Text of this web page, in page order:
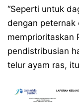
“Seperti untuk
dengan peternak
memprioritaskan
pendistribusian
telur ayam ras,